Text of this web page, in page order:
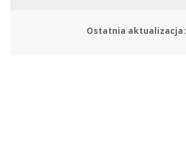
Ostatnia aktualizacja: